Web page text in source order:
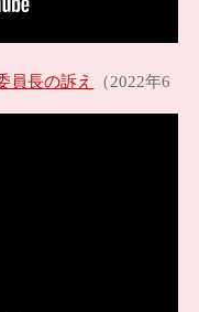
員長の訴え
（2022年6